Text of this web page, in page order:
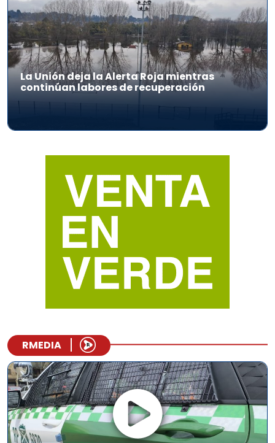
La Unión deja la Alerta Roja mientras
continúan labores de recuperación
RMEDIA